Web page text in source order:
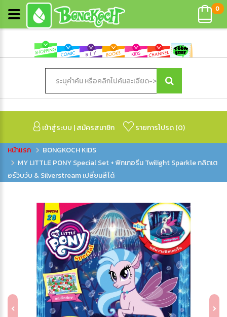
เข้าสู่ระบบ |สมัครสมาชิก รายการโปรด (0)
0
BONGKOCH KIDS
MY LITTLE PONY Special Set + ฟิกเกอรีน Twilight Sparkle กลิตเต
อร์วิบวับ & Silverstream เปลี่ยนสีได้